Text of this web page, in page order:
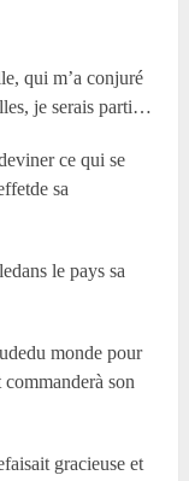
qui m’a conjuré
je serais parti…
ce qui se
sa
le pays sa
monde pour
son
gracieuse et